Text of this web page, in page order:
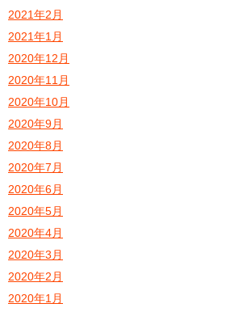
2021年2月
2021年1月
2020年12月
2020年11月
2020年10月
2020年9月
2020年8月
2020年7月
2020年6月
2020年5月
2020年4月
2020年3月
2020年2月
2020年1月